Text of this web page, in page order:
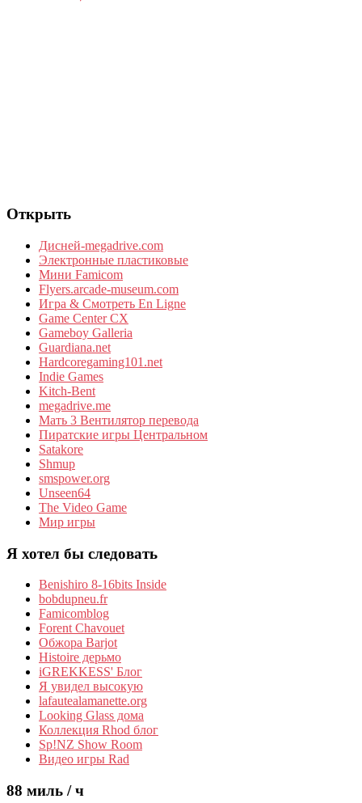
Открыть
Дисней-megadrive.com
Электронные пластиковые
Мини Famicom
Flyers.arcade-museum.com
Игра & Смотреть En Ligne
Game Center CX
Gameboy Galleria
Guardiana.net
Hardcoregaming101.net
Indie Games
Kitch-Bent
megadrive.me
Мать 3 Вентилятор перевода
Пиратские игры Центральном
Satakore
Shmup
smspower.org
Unseen64
The Video Game
Мир игры
Я хотел бы следовать
Benishiro 8-16bits Inside
bobdupneu.fr
Famicomblog
Forent Chavouet
Обжора Barjot
Histoire дерьмо
iGREKKESS' Блог
Я увидел высокую
lafautealamanette.org
Looking Glass дома
Коллекция Rhod блог
Sp!NZ Show Room
Видео игры Rad
88 миль / ч